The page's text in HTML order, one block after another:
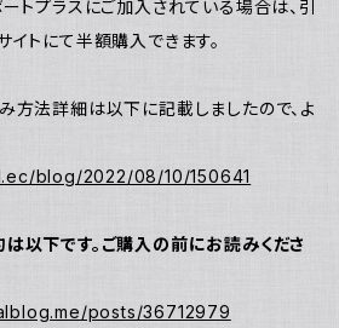
トプラスにご加入されている場合は、引
イトにて半額購入できます。
方法詳細は以下に記載しましたので、よ
blog/2022/08/10/150641
以下です。ご購入の前にお読みくださ
posts/36712979